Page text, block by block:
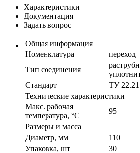
Характеристики
Документация
Задать вопрос
Общая информация
Номенклатура
переход
Тип соединения
Стандарт
ТУ
Технические характеристики
Макс. рабочая
температура, °С
95
Размеры и масса
Диаметр, мм
110
Упаковка, шт
30